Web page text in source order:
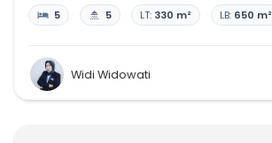
5 5 LT: 330 m² LB: 650 m²
Widi Widowati